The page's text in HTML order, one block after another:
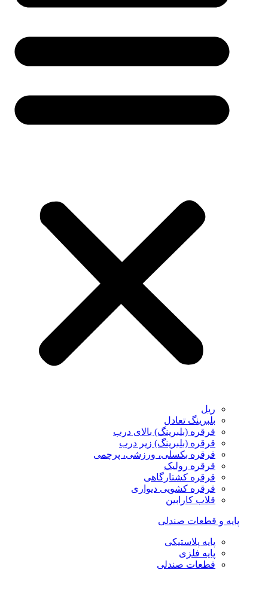
ریل
بلبرینگ تعادل
قرقره (بلبرینگ) بالای درب
قرقره (بلبرینگ) زیر درب
قرقره بکسلی، ورزشی، پرچمی
قرقره رولیک
قرقره کشتارگاهی
قرقره کشویی دیواری
قلاب کارابین
پایه و قطعات صندلی
پایه پلاستیکی
پایه فلزی
قطعات صندلی